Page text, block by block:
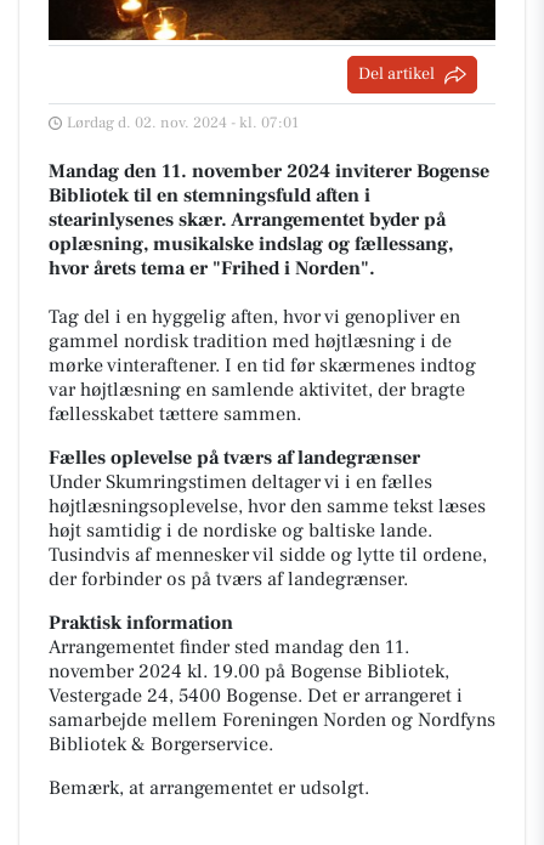
Del artikel
Lørdag d. 02. nov. 2024 - kl. 07:01
Mandag den 11. november 2024 inviterer Bogense
Bibliotek til en stemningsfuld aften i
stearinlysenes skær. Arrangementet byder på
oplæsning, musikalske indslag og fællessang,
hvor årets tema er "Frihed i Norden".
Tag del i en hyggelig aften, hvor vi genopliver en
gammel nordisk tradition med højtlæsning i de
mørke vinteraftener. I en tid før skærmenes indtog
var højtlæsning en samlende aktivitet, der bragte
fællesskabet tættere sammen.
Fælles oplevelse på tværs af landegrænser
Under Skumringstimen deltager vi i en fælles
højtlæsningsoplevelse, hvor den samme tekst læses
højt samtidig i de nordiske og baltiske lande.
Tusindvis af mennesker vil sidde og lytte til ordene,
der forbinder os på tværs af landegrænser.
Praktisk information
Arrangementet finder sted mandag den 11.
november 2024 kl. 19.00 på Bogense Bibliotek,
Vestergade 24, 5400 Bogense. Det er arrangeret i
samarbejde mellem Foreningen Norden og Nordfyns
Bibliotek & Borgerservice.
Bemærk, at arrangementet er udsolgt.